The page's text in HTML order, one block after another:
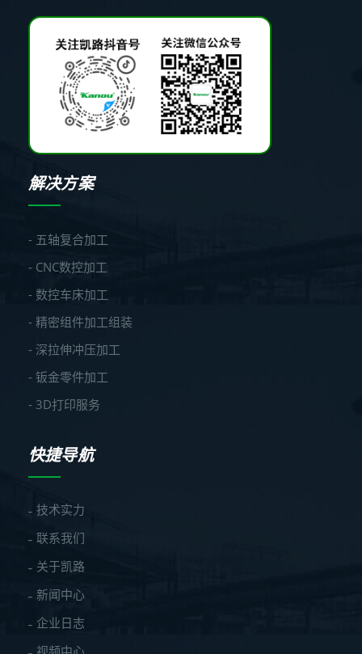
解决方案
- 五轴复合加工
- CNC数控加工
- 数控车床加工
- 精密组件加工组装
- 深拉伸冲压加工
- 钣金零件加工
- 3D打印服务
快捷导航
技术实力
联系我们
关于凯路
新闻中心
企业日志